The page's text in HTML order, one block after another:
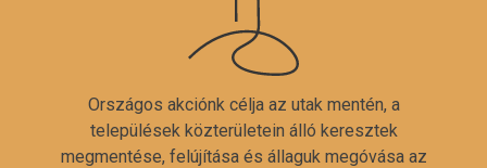
Országos akciónk célja az utak mentén, a
települések közterületein álló keresztek
megmentése, felújítása és állaguk megóvása az